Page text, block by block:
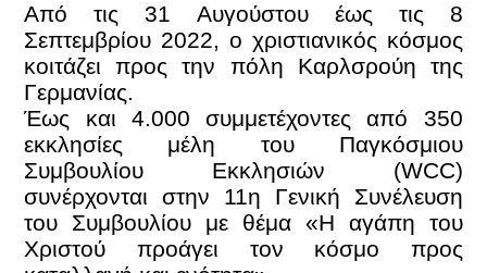
Από τις 31 Αυγούστου έως τις 8
Σεπτεμβρίου 2022, ο χριστιανικός κόσμος
κοιτάζει προς την πόλη Καρλσρούη της
Γερμανίας.
Έως και 4.000 συμμετέχοντες από 350
εκκλησίες μέλη του Παγκόσμιου
Συμβουλίου Εκκλησιών (WCC)
συνέρχονται στην 11η Γενική Συνέλευση
του Συμβουλίου με θέμα «Η αγάπη του
Χριστού προάγει τον κόσμο προς